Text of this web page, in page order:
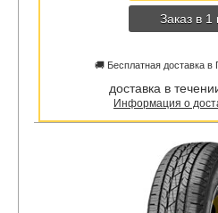
Заказ в 1
🚚 Бесплатная доставка
доставка в
Информация о